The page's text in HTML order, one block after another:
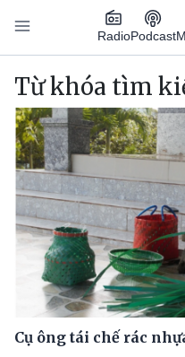
Nhảy đến nội dung
RadioPodcast
Main navigation
Từ khóa tìm
Cụ ông tái chế rác